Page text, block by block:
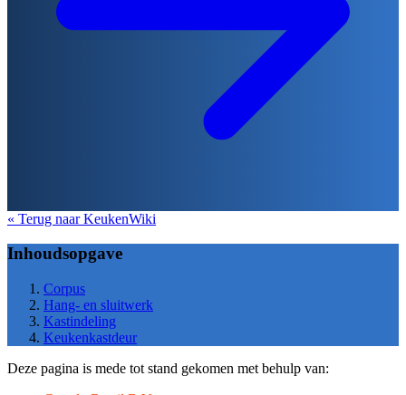
« Terug naar KeukenWiki
Inhoudsopgave
Corpus
Hang- en sluitwerk
Kastindeling
Keukenkastdeur
Deze pagina is mede tot stand gekomen met behulp van: